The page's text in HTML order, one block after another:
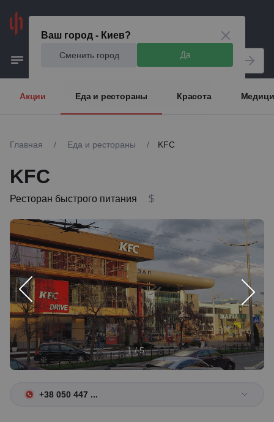
Ваш город - Киев?
Сменить город Да
Акции Еда и рестораны Красота
Главная / Еда и рестораны / KFC
KFC
Ресторан быстрого питания $
1 / 5
+38 050 447 ...